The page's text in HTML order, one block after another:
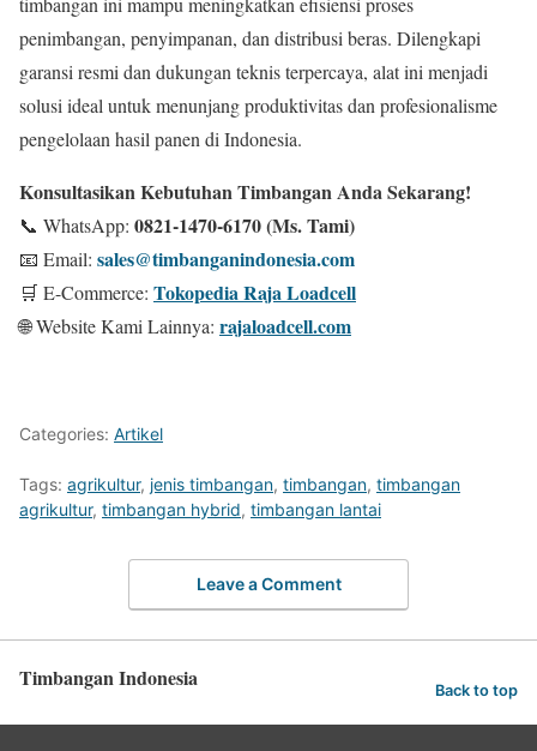
penimbangan, penyimpanan, dan distribusi beras. Dilengkapi
garansi resmi dan dukungan teknis terpercaya, alat ini menjadi
solusi ideal untuk menunjang produktivitas dan profesionalisme
pengelolaan hasil panen di Indonesia.
Konsultasikan Kebutuhan Timbangan Anda Sekarang!
📞 WhatsApp: 0821-1470-6170 (Ms. Tami)
📧 Email: sales@timbanganindonesia.com
🛒 E-Commerce: Tokopedia Raja Loadcell
🌐 Website Kami Lainnya: rajaloadcell.com
Categories: Artikel
Tags: agrikultur, jenis timbangan, timbangan, timbangan
agrikultur, timbangan hybrid, timbangan lantai
Leave a Comment
Timbangan Indonesia Back to top